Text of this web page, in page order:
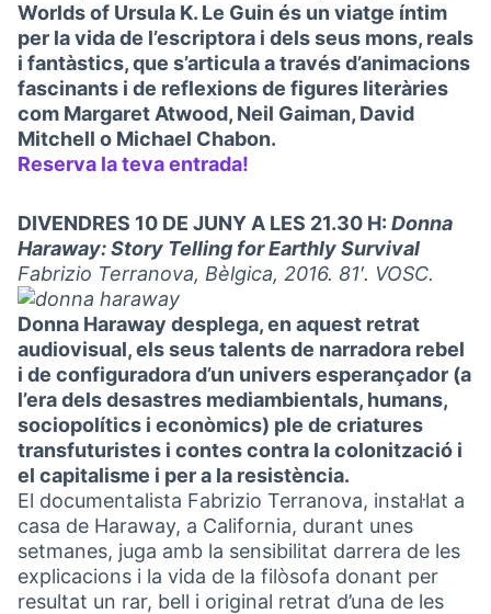
Worlds of Ursula K. Le Guin és un viatge íntim
per la vida de l’escriptora i dels seus mons, reals
i fantàstics, que s’articula a través d’animacions
fascinants i de reflexions de figures literàries
com Margaret Atwood, Neil Gaiman, David
Mitchell o Michael Chabon.
Reserva la teva entrada!
DIVENDRES 10 DE JUNY A LES 21.30 H: Donna
Haraway: Story Telling for Earthly Survival
Fabrizio Terranova, Bèlgica, 2016. 81′. VOSC.
Donna Haraway desplega, en aquest retrat
audiovisual, els seus talents de narradora rebel
i de configuradora d’un univers esperançador (a
l’era dels desastres mediambientals, humans,
sociopolítics i econòmics) ple de criatures
transfuturistes i contes contra la colonització i
el capitalisme i per a la resistència.
El documentalista Fabrizio Terranova, instal·lat a
casa de Haraway, a California, durant unes
setmanes, juga amb la sensibilitat darrera de les
explicacions i la vida de la filòsofa donant per
resultat un rar, bell i original retrat d’una de les